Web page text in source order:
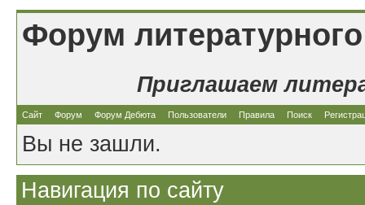
Форум
Приглашаем
Сайт Форум Форум Дебюта Пользователи Правила Поиск
Вы не зашли.
Навигация по сайту